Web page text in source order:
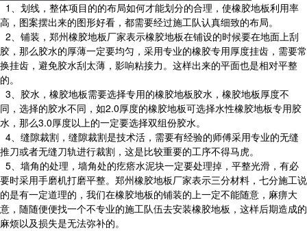
1、划线，整体项目的的布局如何才能划分的合理，使橡胶地板利用率
高，图案摆出来的图形好看，都需要经过施工队认真细致的布局。
2、铺装，郑州橡胶地板厂家表示橡胶地板在铺设的时候要在地面上刮
胶，那么胶水的厚薄一定要均匀，采用专业的橡胶专用厚度挂齿，需要常
换挂齿，避免胶水刮太薄，影响粘接力。这样出来的平面也是相对平整
的。
3、胶水，橡胶地板需要选择专用的橡胶地板胶水，橡胶地板厚度不
同，选择的胶水不同，如2.0厚度的橡胶地板可选择水性橡胶地板专用胶
水，那么3.0厚度以上的一定要选择双组份胶水。
4、缝隙裁割，缝隙裁割是技术活，需要有经验的师傅采用专业的无缝
推刀或者无缝刀轨进行裁割，这是比较重要的工序不得马虎。
5、墙角的处理，墙角处的疙瘩水泥块一定要处理掉，平整光滑，有必
要时采用手磨机打磨平整。郑州橡胶地板厂家表示三分材料，七分施工说
的是有一定道理的，我们在橡胶地板的铺装的上一定不能随意，麻痹大
意，随随便便找一个不专业的施工队伍去安装橡胶地板，这样后期造成的
麻烦以及损失是无法弥补的。